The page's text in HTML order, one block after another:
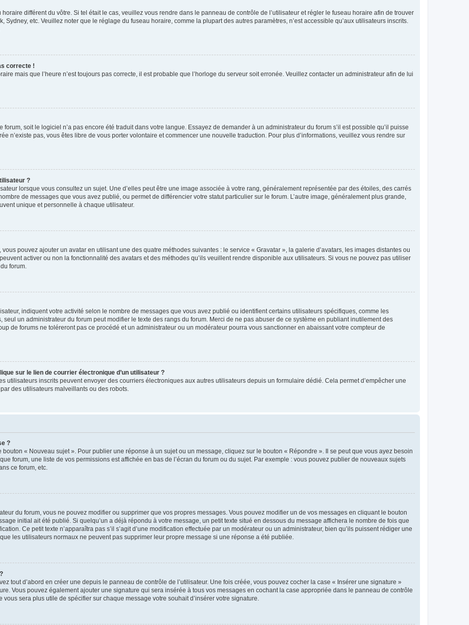
différent du vôtre. Si tel était le cas, veuillez vous rendre dans le panneau de contrôle de l’utilisateur et régler le fuseau horaire afin de trouver
etc. Veuillez noter que le réglage du fuseau horaire, comme la plupart des autres paramètres, n’est accessible qu’aux utilisateurs inscrits.
correcte !
mais que l’heure n’est toujours pas correcte, il est probable que l’horloge du serveur soit erronée. Veuillez contacter un administrateur afin de lui
soit le logiciel n’a pas encore été traduit dans votre langue. Essayez de demander à un administrateur du forum s’il est possible qu’il puisse
n’existe pas, vous êtes libre de vous porter volontaire et commencer une nouvelle traduction. Pour plus d’informations, veuillez vous rendre sur
?
lorsque vous consultez un sujet. Une d’elles peut être une image associée à votre rang, généralement représentée par des étoiles, des carrés
de messages que vous avez publié, ou permet de différencier votre statut particulier sur le forum. L’autre image, généralement plus grande,
unique et personnelle à chaque utilisateur.
pouvez ajouter un avatar en utilisant une des quatre méthodes suivantes : le service « Gravatar », la galerie d’avatars, les images distantes ou
activer ou non la fonctionnalité des avatars et des méthodes qu’ils veuillent rendre disponible aux utilisateurs. Si vous ne pouvez pas utiliser
forum.
indiquent votre activité selon le nombre de messages que vous avez publié ou identifient certains utilisateurs spécifiques, comme les
un administrateur du forum peut modifier le texte des rangs du forum. Merci de ne pas abuser de ce système en publiant inutilement des
de forums ne toléreront pas ce procédé et un administrateur ou un modérateur pourra vous sanctionner en abaissant votre compteur de
sur le lien de courrier électronique d’un utilisateur ?
utilisateurs inscrits peuvent envoyer des courriers électroniques aux autres utilisateurs depuis un formulaire dédié. Cela permet d’empêcher une
des utilisateurs malveillants ou des robots.
?
« Nouveau sujet ». Pour publier une réponse à un sujet ou un message, cliquez sur le bouton « Répondre ». Il se peut que vous ayez besoin
forum, une liste de vos permissions est affichée en bas de l’écran du forum ou du sujet. Par exemple : vous pouvez publier de nouveaux sujets
ce forum, etc.
du forum, vous ne pouvez modifier ou supprimer que vos propres messages. Vous pouvez modifier un de vos messages en cliquant le bouton
initial ait été publié. Si quelqu’un a déjà répondu à votre message, un petit texte situé en dessous du message affichera le nombre de fois que
Ce petit texte n’apparaîtra pas s’il s’agit d’une modification effectuée par un modérateur ou un administrateur, bien qu’ils puissent rédiger une
les utilisateurs normaux ne peuvent pas supprimer leur propre message si une réponse a été publiée.
tout d’abord en créer une depuis le panneau de contrôle de l’utilisateur. Une fois créée, vous pouvez cocher la case « Insérer une signature »
Vous pouvez également ajouter une signature qui sera insérée à tous vos messages en cochant la case appropriée dans le panneau de contrôle
sera plus utile de spécifier sur chaque message votre souhait d’insérer votre signature.